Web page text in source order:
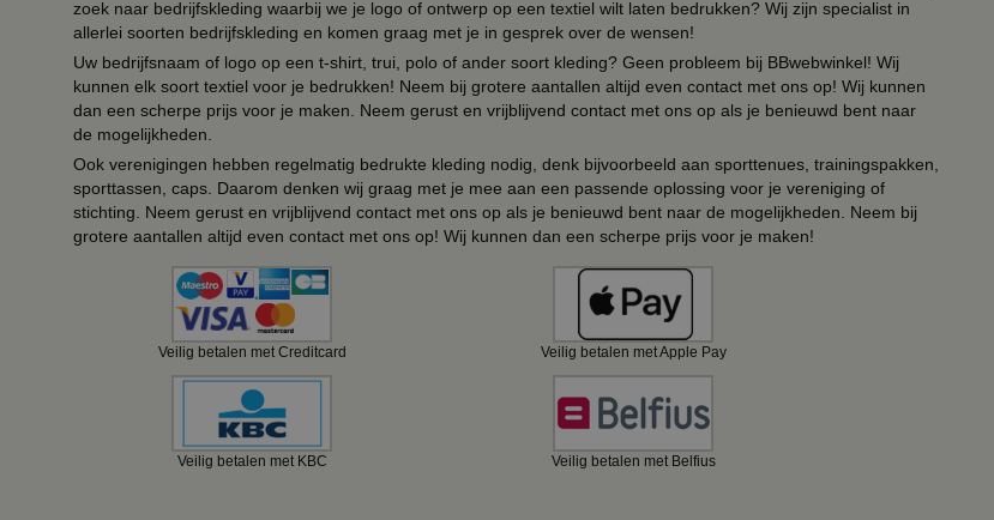
zoek naar bedrijfskleding waarbij we je logo of ontwerp op een textiel wilt laten bedrukken? Wij zijn specialist in
allerlei soorten bedrijfskleding en komen graag met je in gesprek over de wensen!
Uw bedrijfsnaam of logo op een t-shirt, trui, polo of ander soort kleding? Geen probleem bij BBwebwinkel! Wij
kunnen elk soort textiel voor je bedrukken! Neem bij grotere aantallen altijd even contact met ons op! Wij kunnen
dan een scherpe prijs voor je maken. Neem gerust en vrijblijvend contact met ons op als je benieuwd bent naar
de mogelijkheden.
Ook verenigingen hebben regelmatig bedrukte kleding nodig, denk bijvoorbeeld aan sporttenues, trainingspakken,
sporttassen, caps. Daarom denken wij graag met je mee aan een passende oplossing voor je vereniging of
stichting. Neem gerust en vrijblijvend contact met ons op als je benieuwd bent naar de mogelijkheden. Neem bij
grotere aantallen altijd even contact met ons op! Wij kunnen dan een scherpe prijs voor je maken!
Veilig betalen met Creditcard Veilig betalen met Apple Pay
Veilig betalen met KBC Veilig betalen met Belfius